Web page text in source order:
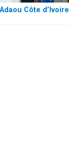
Côte d’Ivoire